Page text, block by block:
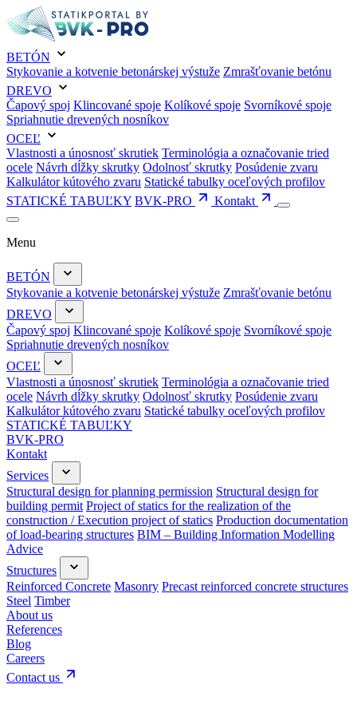
BETÓN
Stykovanie a kotvenie betonárskej výstuže Zmrašťovanie betónu
DREVO
Čapový spoj Klincované spoje Kolíkové spoje Svorníkové spoje
Spriahnutie drevených nosníkov
OCEĽ
Vlastnosti a únosnosť skrutiek Terminológia a označovanie tried
ocele Návrh dĺžky skrutky Odolnosť skrutky Posúdenie zvaru
Kalkulátor kútového zvaru Statické tabulky oceľových profilov
STATICKÉ TABUĽKY BVK-PRO Kontakt
Menu
BETÓN
Stykovanie a kotvenie betonárskej výstuže Zmrašťovanie betónu
DREVO
Čapový spoj Klincované spoje Kolíkové spoje Svorníkové spoje
Spriahnutie drevených nosníkov
OCEĽ
Vlastnosti a únosnosť skrutiek Terminológia a označovanie tried
ocele Návrh dĺžky skrutky Odolnosť skrutky Posúdenie zvaru
Kalkulátor kútového zvaru Statické tabulky oceľových profilov
STATICKÉ TABUĽKY
BVK-PRO
Kontakt
Services
Structural design for planning permission Structural design for
building permit Project of statics for the realization of the
construction / Execution project of statics Production documentation
of load-bearing structures BIM – Building Information Modelling
Advice
Structures
Reinforced Concrete Masonry Precast reinforced concrete structures
Steel Timber
About us
References
Blog
Careers
Contact us